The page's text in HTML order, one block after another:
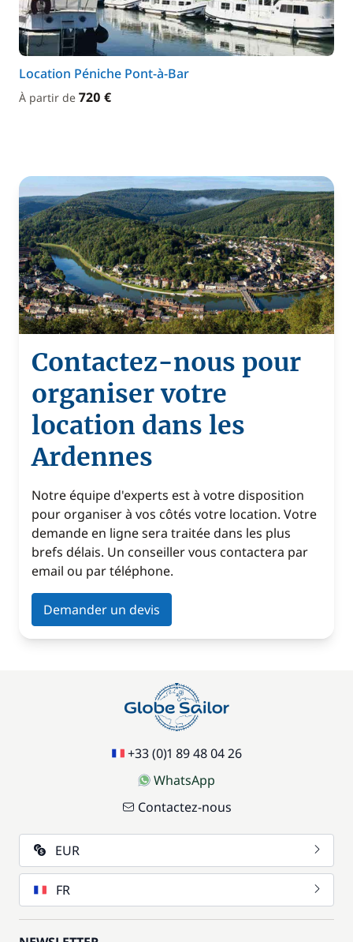
Location Péniche Pont-à-Bar
À partir de 720 €
Contactez-nous pour
organiser votre
location dans les
Ardennes
Notre équipe d'experts est à votre disposition
pour organiser à vos côtés votre location. Votre
demande en ligne sera traitée dans les plus
brefs délais. Un conseiller vous contactera par
email ou par téléphone.
Demander un devis
+33 (0)1 89 48 04 26
WhatsApp
Contactez-nous
EUR
FR